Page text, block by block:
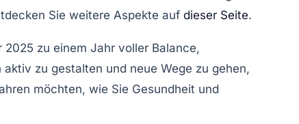
Sie weitere Aspekte auf dieser Seite.
2025 zu einem Jahr voller Balance,
zu gestalten und neue Wege zu gehen,
möchten, wie Sie Gesundheit und